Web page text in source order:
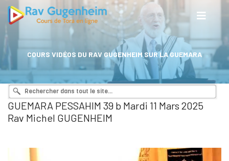
COURS VIDÉOS DU RAV GUGENHEIM SUR LA GUEMARA
GUEMARA PESSAHIM 39 b Mardi 11 Mars 2025
Rav Michel GUGENHEIM